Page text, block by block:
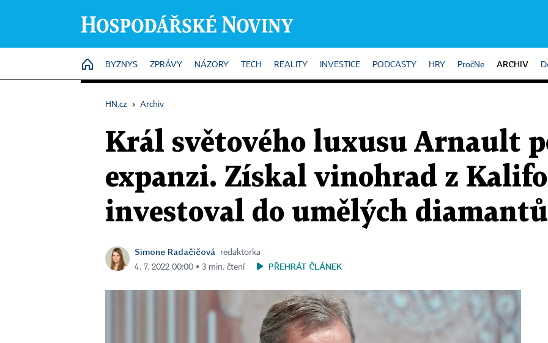
HOME
BYZNYS ZPRÁVY NÁZORY TECH REALITY INVESTICE PODCASTY HRY PročNe ARCHIV
HN.cz › Archiv
Král světového luxusu Arnault
expanzi. Získal vinohrad z
investoval do umělých diamantů
Simone Radačičová
redaktorka
4. 7. 2022 00:00 ▪ 3 min. čtení
PŘEHRÁT ČLÁNEK